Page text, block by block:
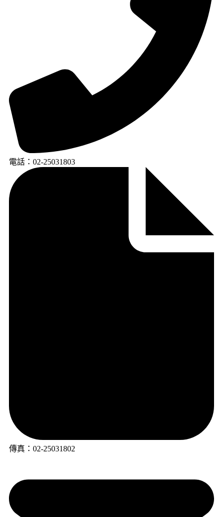
電話：02-25031803
傳真：02-25031802